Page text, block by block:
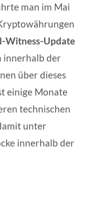
man im Mai
Witness-Update
innerhalb der
über dieses
einige Monate
technischen
unter
innerhalb der